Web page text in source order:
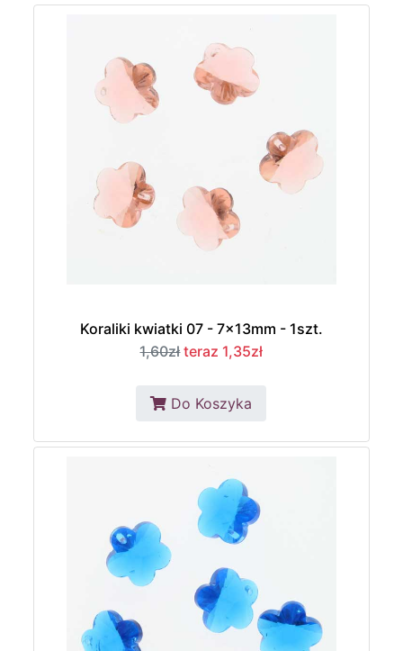
Koraliki kwiatki 07 - 7x13mm - 1szt.
1,60zł teraz 1,35zł
Do Koszyka